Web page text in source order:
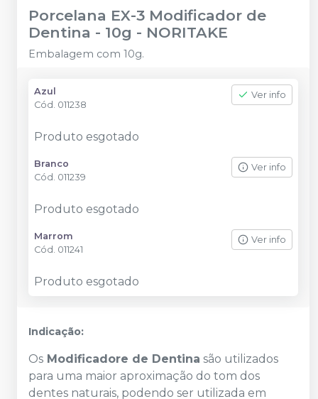
Porcelana EX-3 Modificador de
Dentina - 10g - NORITAKE
Embalagem com 10g.
Azul
Cód. 011238
Ver info
Produto esgotado
Branco
Cód. 011239
Ver info
Produto esgotado
Marrom
Cód. 011241
Ver info
Produto esgotado
Indicação:
Os Modificadore de Dentina são utilizados
para uma maior aproximação do tom dos
dentes naturais, podendo ser utilizada em